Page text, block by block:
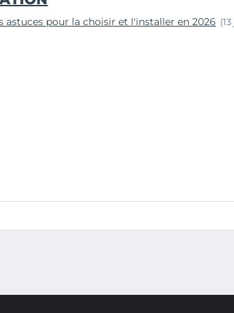
astuces pour la choisir et l'installer en 2026